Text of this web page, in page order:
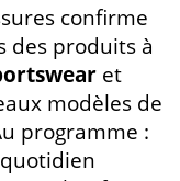
confirme
des produits à
et
modèles de
programme :